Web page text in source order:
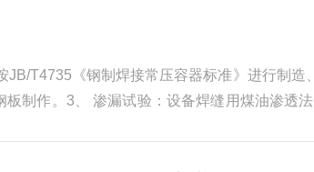
JB/T4735《钢制焊接常压容器标准》进行制造
板制作。3、 渗漏试验：设备焊缝用煤油渗透